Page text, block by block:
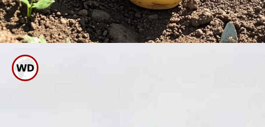
ಇದನ್ನು ಗಿಡಗಳಿಗೆ ಹಾಕುವುದರಿಂದ ಗಿಡ